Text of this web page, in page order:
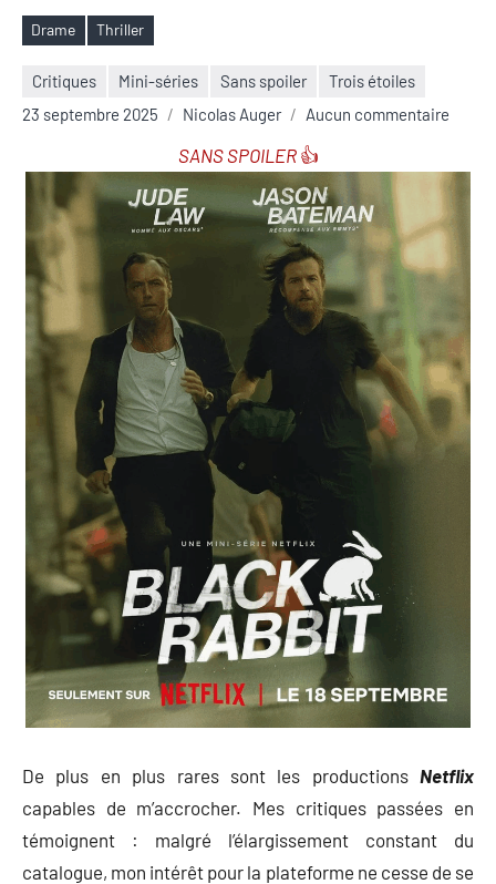
Étiquettes
Drame Thriller
Critiques Mini-séries Sans spoiler
Trois étoiles
23 septembre 2025
Nicolas Auger Aucun commentaire
De plus en plus rares sont les productions Netflix
capables de m’accrocher. Mes critiques passées en
témoignent : malgré l’élargissement constant du
catalogue, mon intérêt pour la plateforme ne cesse de se